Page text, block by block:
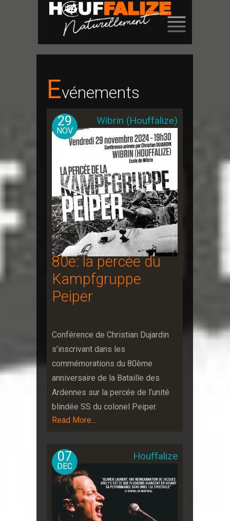
EVénements
29
NOV
Wibrin (Houffalize)
80e: la percée du
Kampfgruppe
Peiper
Conférence de Christian Dujardin
s’inscrivant dans les
commémorations du 80ème
anniversaire de la Bataille des
Ardennes sur la percée de l’unité
blindée SS du colonel Peiper.
Read More...
07
DEC
Houffalize